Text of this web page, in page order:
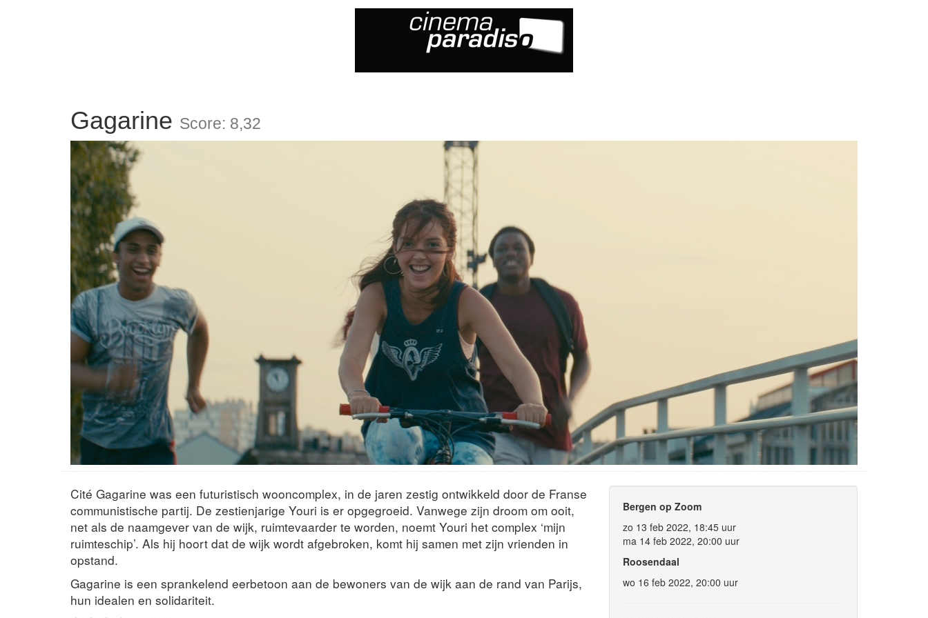
Gagarine Score: 8,32
Cité Gagarine was een futuristisch wooncomplex, in de jaren zestig ontwikkeld door de Franse
communistische partij. De zestienjarige Youri is er opgegroeid. Vanwege zijn droom om ooit,
net als de naamgever van de wijk, ruimtevaarder te worden, noemt Youri het complex ‘mijn
ruimteschip’. Als hij hoort dat de wijk wordt afgebroken, komt hij samen met zijn vrienden in
opstand.
Gagarine is een sprankelend eerbetoon aan de bewoners van de wijk aan de rand van Parijs,
hun idealen en solidariteit.
Bergen op Zoom
zo 13 feb 2022, 18:45 uur
ma 14 feb 2022, 20:00 uur
Roosendaal
wo 16 feb 2022, 20:00 uur